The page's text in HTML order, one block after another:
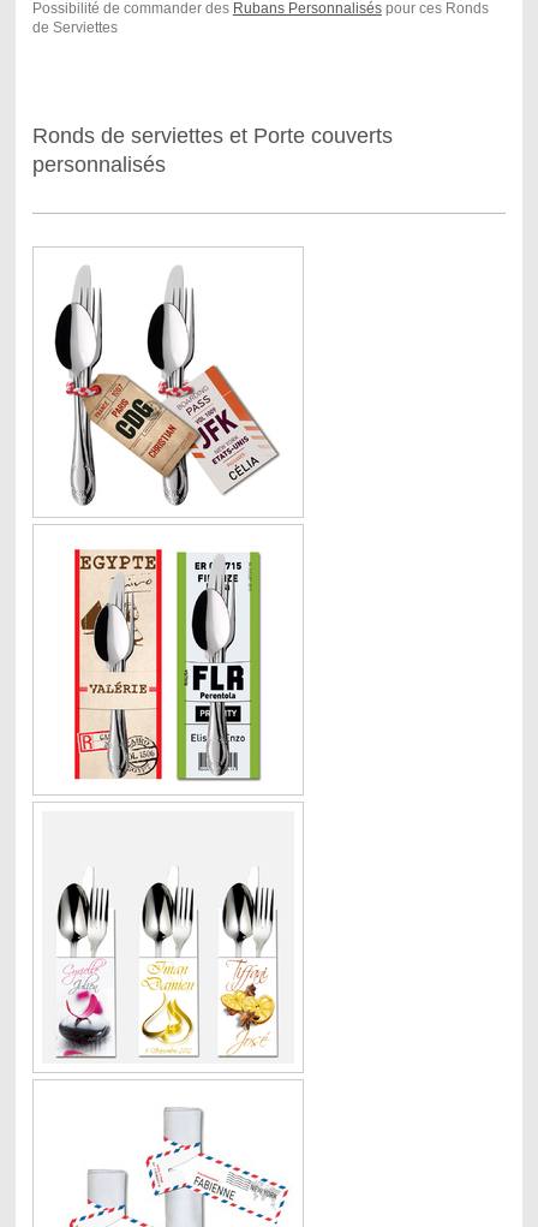
Possibilité de commander des Rubans Personnaliséspour ces Ronds
de Serviettes
Ronds de serviettes et Porte couverts
personnalisés